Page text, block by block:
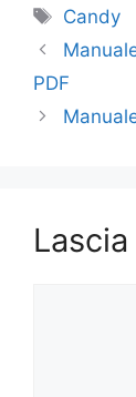
Tag
Candy
PDF